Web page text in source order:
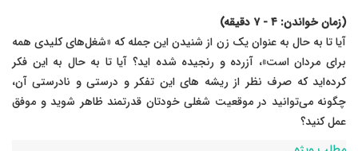
(زمان خواندن: ۴ - ٧ دقیقه)
آیا تا به حال به عنوان یک زن از شنیدن این جمله که «شغل‌های کلیدی همه
برای مردان است»، آزرده و رنجیده شده اید؟ آیا تا به حال به این فکر
کرده‌اید که صرف نظر از ریشه های این تفکر و درستی و نادرستی آن،
چگونه می‌توانید در موقعیت شغلی خودتان قدرتمند ظاهر شوید و موفق
عمل کنید؟